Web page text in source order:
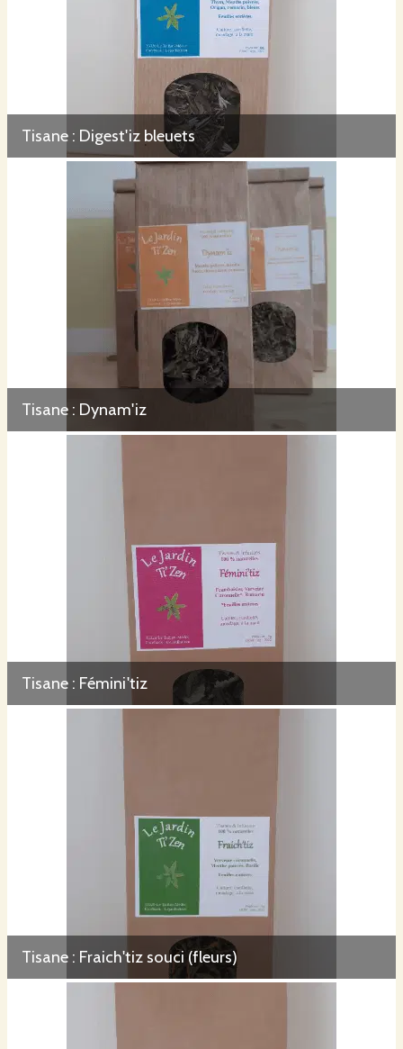
Tisane : Digest'iz bleuets
Tisane : Dynam'iz
Tisane : Fémini'tiz
Tisane : Fraich'tiz souci (fleurs)